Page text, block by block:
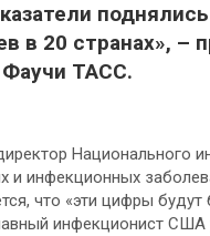
в 20 странах», –
Фаучи ТАСС.
Национального
и инфекционных
что «эти цифры будут
инфекционист США